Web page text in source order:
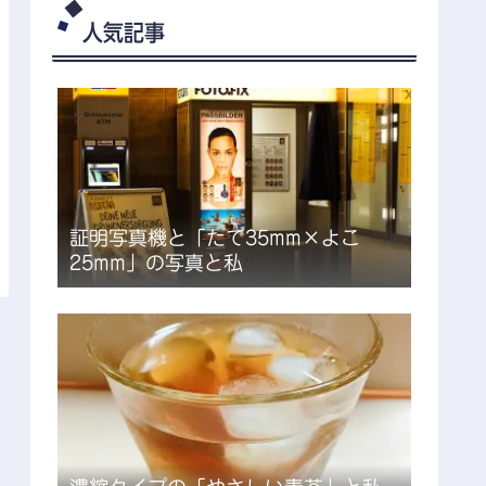
人気記事
証明写真機と「たて35mm×よこ
25mm」の写真と私